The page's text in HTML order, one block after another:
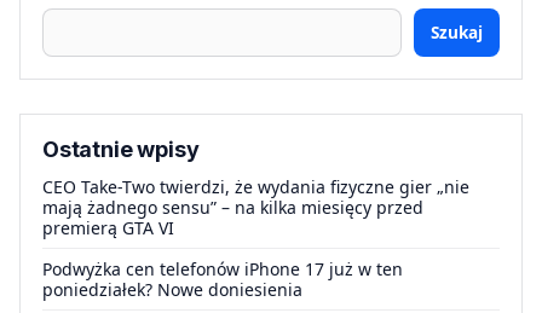
Szukaj
Ostatnie wpisy
CEO Take-Two twierdzi, że wydania fizyczne gier „nie
mają żadnego sensu” – na kilka miesięcy przed
premierą GTA VI
Podwyżka cen telefonów iPhone 17 już w ten
poniedziałek? Nowe doniesienia